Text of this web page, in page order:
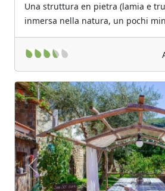
Una struttura en pietra (lamia e
inmersa nella natura, un pochi
Previous